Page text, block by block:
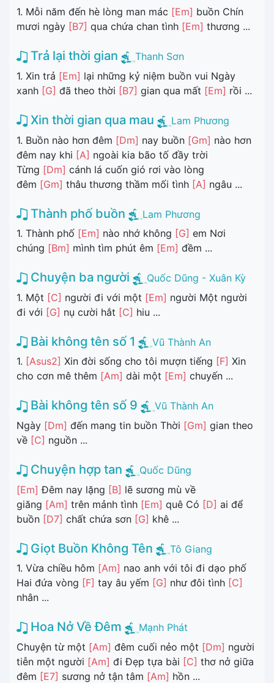
1. Mỗi năm đến hè lòng man mác [Em] buồn Chín
mươi ngày [B7] qua chứa chan tình [Em] thương ...
Trả lại thời gian
Thanh Sơn
1. Xin trả [Em] lại những kỷ niệm buồn vui Ngày
xanh [G] đã theo thời [B7] gian qua mất [Em] rồi ...
Xin thời gian qua mau
Lam Phương
1. Buồn nào hơn đêm [Dm] nay buồn [Gm] nào hơn
đêm nay khi [A] ngoài kia bão tố đầy trời
Từng [Dm] cánh lá cuốn gió rơi vào lòng
đêm [Gm] thâu thương thầm mối tình [A] ngâu ...
Thành phố buồn
Lam Phương
1. Thành phố [Em] nào nhớ không [G] em Nơi
chúng [Bm] mình tìm phút êm [Em] đềm ...
Chuyện ba người
Quốc Dũng - Xuân Kỳ
1. Một [C] người đi với một [Em] người Một người
đi với [G] nụ cười hắt [C] hiu ...
Bài không tên số 1
Vũ Thành An
1. [Asus2] Xin đời sống cho tôi mượn tiếng [F] Xin
cho cơn mê thêm [Am] dài một [Em] chuyến ...
Bài không tên số 9
Vũ Thành An
Ngày [Dm] đến mang tin buồn Thời [Gm] gian theo
về [C] nguồn ...
Chuyện hợp tan
Quốc Dũng
[Em] Đêm nay lặng [B] lẽ sương mù về
giăng [Am] trên mảnh tình [Em] quê Có [D] ai để
buồn [D7] chất chứa sơn [G] khê ...
Giọt Buồn Không Tên
Tô Giang
1. Vừa chiều hôm [Am] nao anh với tôi đi dạo phố
Hai đứa vòng [F] tay âu yếm [G] như đôi tình [C]
nhân ...
Hoa Nở Về Đêm
Mạnh Phát
Chuyện từ một [Am] đêm cuối nẻo một [Dm] người
tiễn một người [Am] đi Đẹp tựa bài [C] thơ nở giữa
đêm [E7] sương nở tận tâm [Am] hồn ...